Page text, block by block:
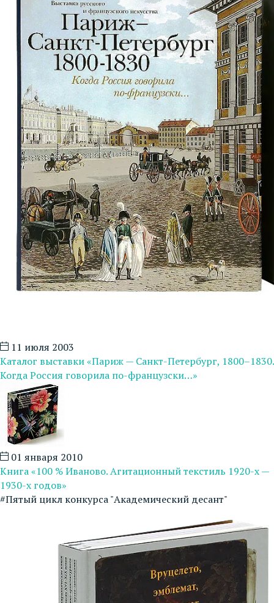
11 июля 2003
Каталог выставки «Париж — Санкт-Петербург, 1800–1830.
Когда Россия говорила по-французски…»
01 января 2010
Книга «100 % Иваново. Агитационный текстиль 1920-х —
1930-х годов»
#Пятый цикл конкурса "Академический десант"